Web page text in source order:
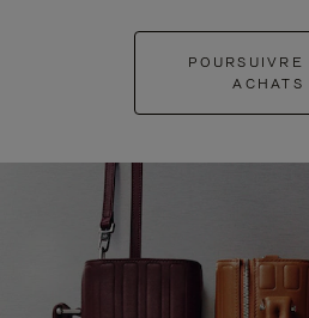
POURSUIVRE
ACHATS